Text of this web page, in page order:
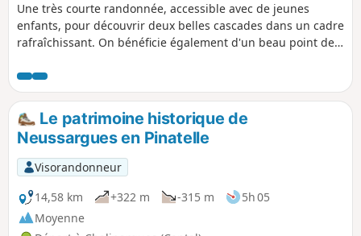
Une très courte randonnée, accessible avec de jeunes
enfants, pour découvrir deux belles cascades dans un cadre
rafraîchissant. On bénéficie également d'un beau point de
Le patrimoine historique de
Neussargues en Pinatelle
Visorandonneur
14,58 km
+322 m -315 m
5h 05
Moyenne